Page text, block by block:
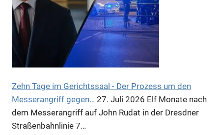
Zehn Tage im Gerichtssaal - Der Prozess um den
Messerangriff gegen… 27. Juli 2026 Elf Monate nach
dem Messerangriff auf John Rudat in der Dresdner
Straßenbahnlinie 7…